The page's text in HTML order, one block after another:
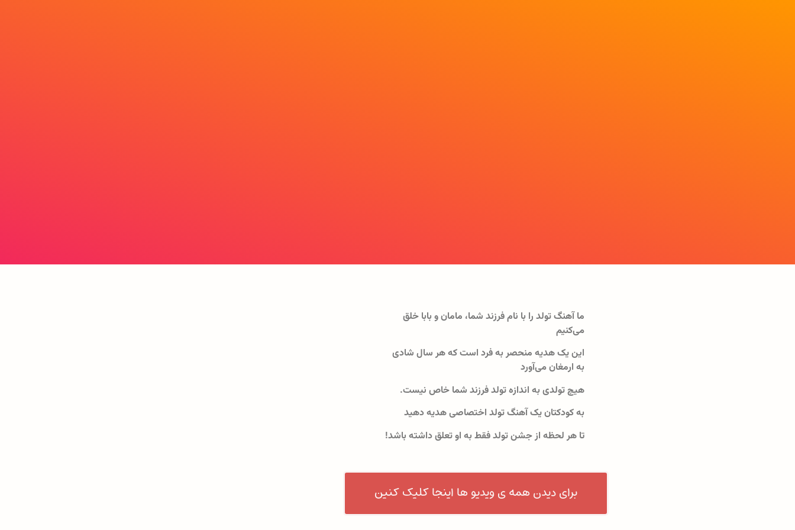
ما آهنگ تولد را با نام فرزند شما، مامان و بابا خلق
می‌کنیم
این یک هدیه منحصر به فرد است که هر سال شادی
به ارمغان می‌آورد
هیچ تولدی به اندازه تولد فرزند شما خاص نیست.
به کودکتان یک آهنگ تولد اختصاصی هدیه دهید
تا هر لحظه از جشن تولد فقط به او تعلق داشته باشد!
برای دیدن همه ی ویدیو ها اینجا کلیک کنین